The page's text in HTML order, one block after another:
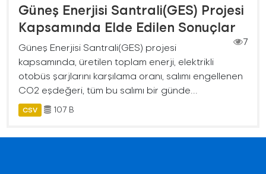
Güneş Enerjisi Santrali(GES) Projesi
Kapsamında Elde Edilen Sonuçlar
7
Güneş Enerjisi Santrali(GES) projesi
kapsamında, üretilen toplam enerji, elektrikli
otobüs şarjlarını karşılama oranı, salımı engellenen
CO2 eşdeğeri, tüm bu salımı bir günde...
CSV 107 B